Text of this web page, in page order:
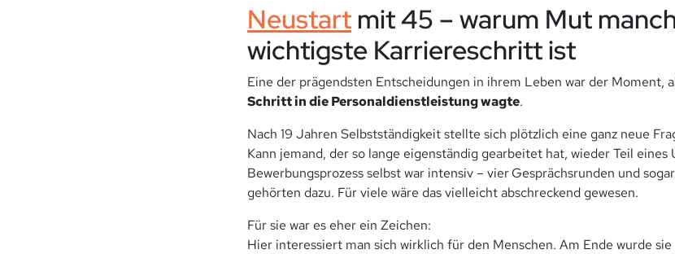
Neustartmit 45 – warum Mut
wichtigste Karriereschritt ist
Eine der prägendsten Entscheidungen in ihrem Leben war der Moment,
Schritt in die Personaldienstleistung wagte.
Nach 19 Jahren Selbstständigkeit stellte sich plötzlich eine ganz neue
Kann jemand, der so lange eigenständig gearbeitet hat, wieder Teil
Bewerbungsprozess selbst war intensiv – vierGesprächsrunden und
gehörten dazu. Für viele wäre das vielleicht abschreckend gewesen.
Für sie war es eher ein Zeichen:
Hier interessiert man sich wirklich für den Menschen. Am Ende wurde